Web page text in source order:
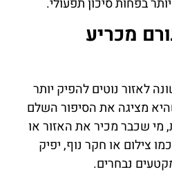
בפחות סיכון תפעולי.
מכריע
לאזור נוטים להפיק יותר
מציגה את הסיפור השלם
מי שכבר מכיר את האזור או
צילום או חקר נוף, יפיק
נבחרים.